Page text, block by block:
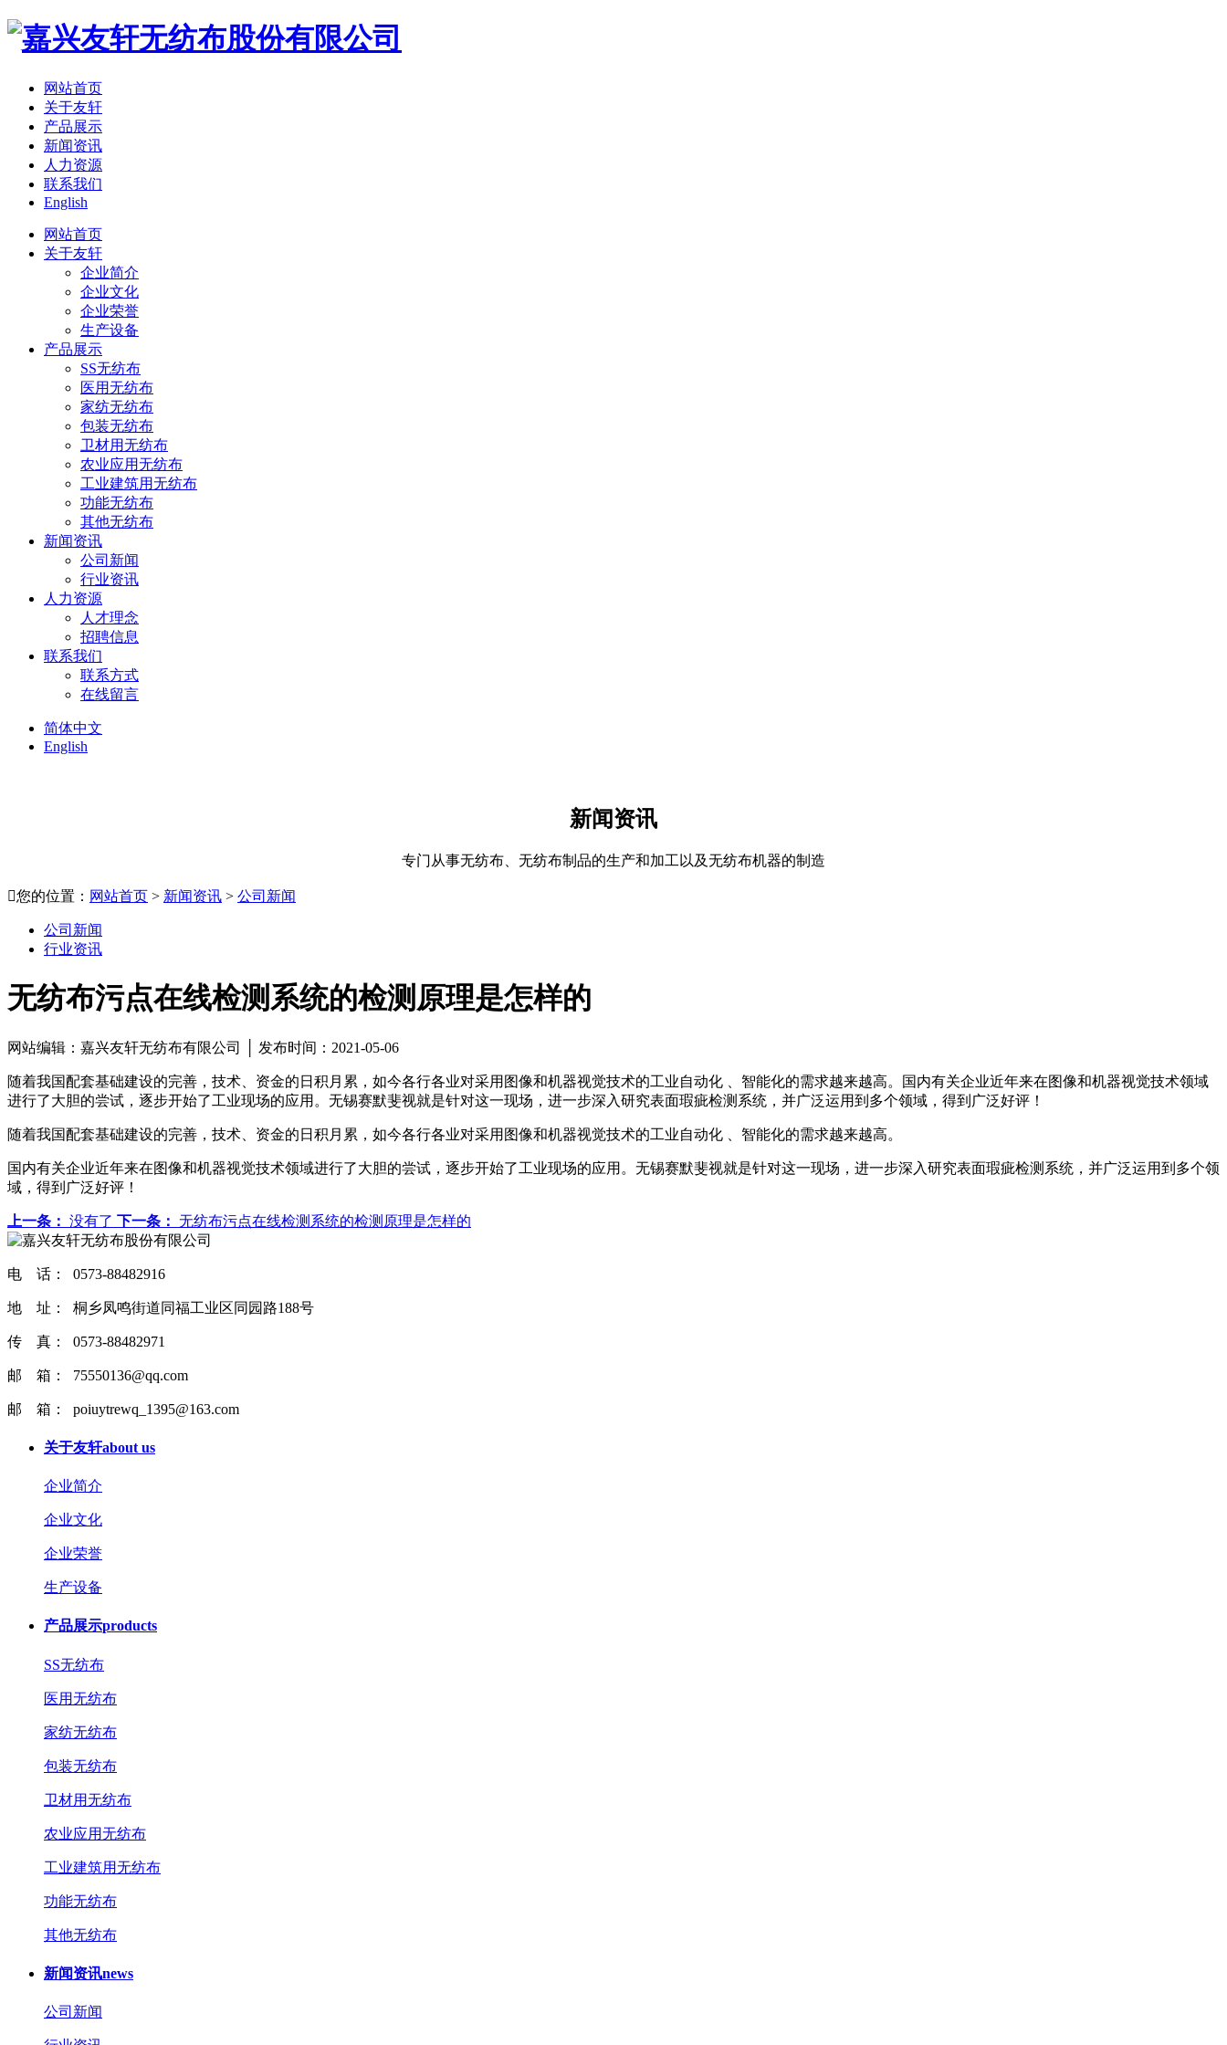
网站首页
关于友轩
产品展示
新闻资讯
人力资源
联系我们
English
网站首页
关于友轩
企业简介
企业文化
企业荣誉
生产设备
产品展示
SS无纺布
医用无纺布
家纺无纺布
包装无纺布
卫材用无纺布
农业应用无纺布
工业建筑用无纺布
功能无纺布
其他无纺布
新闻资讯
公司新闻
行业资讯
人力资源
人才理念
招聘信息
联系我们
联系方式
在线留言
简体中文
English
新闻资讯
专门从事无纺布、无纺布制品的生产和加工以及无纺布机器的制造
您的位置： 网站首页 > 新闻资讯 > 公司新闻
公司新闻
行业资讯
无纺布污点在线检测系统的检测原理是怎样的
网站编辑：嘉兴友轩无纺布有限公司 │ 发布时间：2021-05-06
随着我国配套基础建设的完善，技术、资金的日积月累，如今各行各业对采用图像和机器视觉技术的工业自动化 、智能化的需求越来越高。国内有关企业近年来在图像和机器视觉技术领域
进行了大胆的尝试，逐步开始了工业现场的应用。无锡赛默斐视就是针对这一现场，进一步深入研究表面瑕疵检测系统，并广泛运用到多个领域，得到广泛好评！
随着我国配套基础建设的完善，技术、资金的日积月累，如今各行各业对采用图像和机器视觉技术的工业自动化 、智能化的需求越来越高。
国内有关企业近年来在图像和机器视觉技术领域进行了大胆的尝试，逐步开始了工业现场的应用。无锡赛默斐视就是针对这一现场，进一步深入研究表面瑕疵检测系统，并广泛运用到多个领
域，得到广泛好评！
上一条： 没有了 下一条： 无纺布污点在线检测系统的检测原理是怎样的
电 话： 0573-88482916
地 址： 桐乡凤鸣街道同福工业区同园路188号
传 真： 0573-88482971
邮 箱： 75550136@qq.com
邮 箱： poiuytrewq_1395@163.com
关于友轩about us
企业简介
企业文化
企业荣誉
生产设备
产品展示products
SS无纺布
医用无纺布
家纺无纺布
包装无纺布
卫材用无纺布
农业应用无纺布
工业建筑用无纺布
功能无纺布
其他无纺布
新闻资讯news
公司新闻